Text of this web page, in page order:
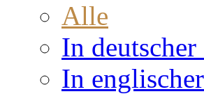
Alle
In deutscher
In